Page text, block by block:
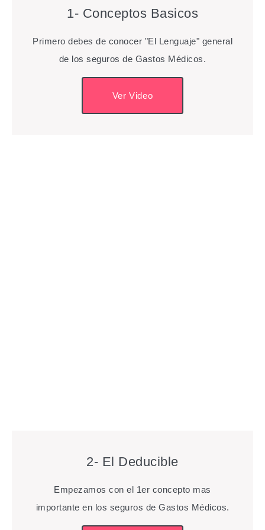
1- Conceptos Basicos
Primero debes de conocer "El Lenguaje" general
de los seguros de Gastos Médicos.
Ver Video
2- El Deducible
Empezamos con el 1er concepto mas
importante en los seguros de Gastos Médicos.